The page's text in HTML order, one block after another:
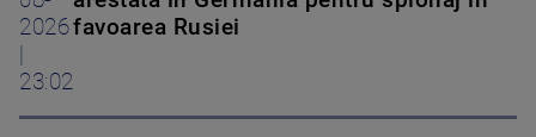
2026
23:02
favoarea Rusiei